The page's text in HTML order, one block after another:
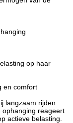
op haar
en comfort
langzaam rijden
ophanging reageert
actieve belasting.